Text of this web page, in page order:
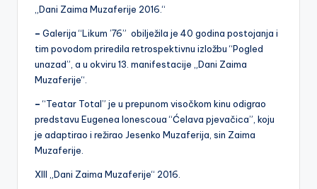
„Dani Zaima Muzaferije 2016.“
– Galerija “Likum ’76” obilježila je 40 godina postojanja i
tim povodom priredila retrospektivnu izložbu “Pogled
unazad”, a u okviru 13. manifestacije „Dani Zaima
Muzaferije“.
–“Teatar Total” je u prepunom visočkom kinu odigrao
predstavu Eugenea Ionescoua “Ćelava pjevačica”, koju
je adaptirao i režirao Jesenko Muzaferija, sin Zaima
Muzaferije.
XIII „Dani Zaima Muzaferije“ 2016.